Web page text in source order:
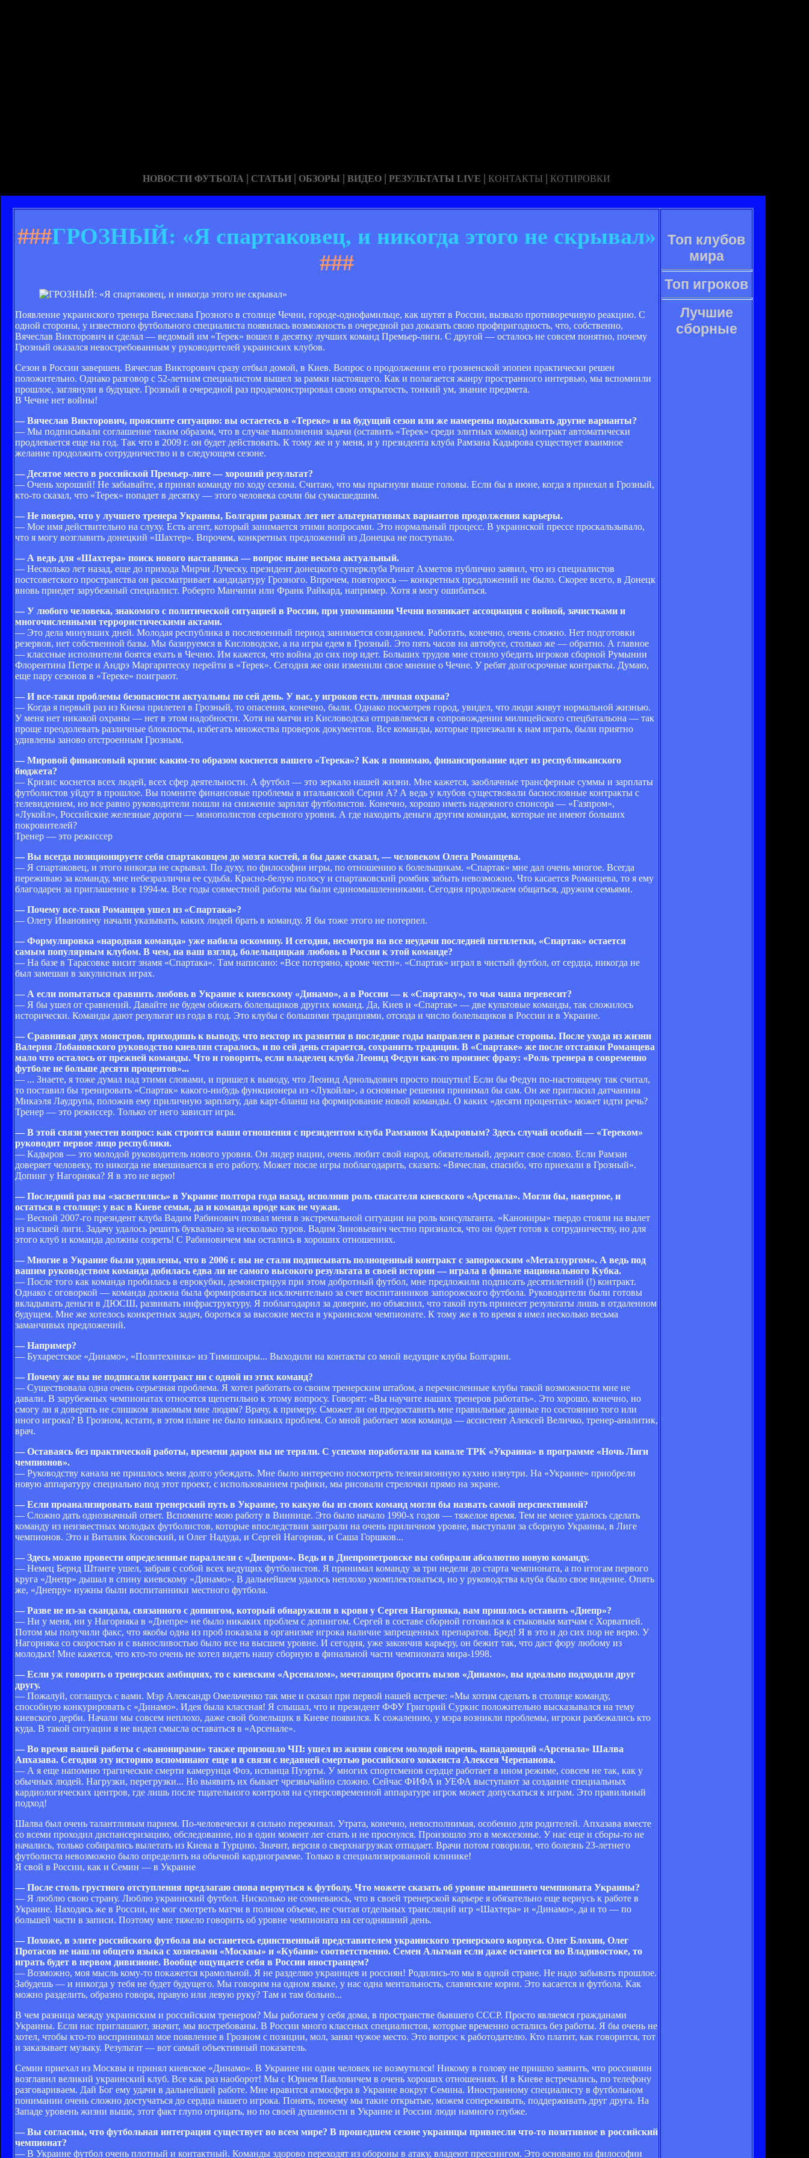
НОВОСТИ ФУТБОЛА | СТАТЬИ | ОБЗОРЫ | ВИДЕО | РЕЗУЛЬТАТЫ LIVE | КОНТАКТЫ | КОТИРОВКИ
###ГРОЗНЫЙ: «Я спартаковец, и никогда этого не скрывал»
###
Появление украинского тренера Вячеслава Грозного в столице Чечни, городе-однофамильце, как шутят в России, вызвало противоречивую реакцию. С
одной стороны, у известного футбольного специалиста появилась возможность в очередной раз доказать свою профпригодность, что, собственно,
Вячеслав Викторович и сделал — ведомый им «Терек» вошел в десятку лучших команд Премьер-лиги. С другой — осталось не совсем понятно, почему
Грозный оказался невостребованным у руководителей украинских клубов.
Сезон в России завершен. Вячеслав Викторович сразу отбыл домой, в Киев. Вопрос о продолжении его грозненской эпопеи практически решен
положительно. Однако разговор с 52-летним специалистом вышел за рамки настоящего. Как и полагается жанру пространного интервью, мы вспомнили
прошлое, заглянули в будущее. Грозный в очередной раз продемонстрировал свою открытость, тонкий ум, знание предмета.
В Чечне нет войны!
— Вячеслав Викторович, проясните ситуацию: вы остаетесь в «Тереке» и на будущий сезон или же намерены подыскивать другие варианты?
— Мы подписывали соглашение таким образом, что в случае выполнения задачи (оставить «Терек» среди элитных команд) контракт автоматически
продлевается еще на год. Так что в 2009 г. он будет действовать. К тому же и у меня, и у президента клуба Рамзана Кадырова существует взаимное
желание продолжить сотрудничество и в следующем сезоне.
— Десятое место в российской Премьер-лиге — хороший результат?
— Очень хороший! Не забывайте, я принял команду по ходу сезона. Считаю, что мы прыгнули выше головы. Если бы в июне, когда я приехал в Грозный,
кто-то сказал, что «Терек» попадет в десятку — этого человека сочли бы сумасшедшим.
— Не поверю, что у лучшего тренера Украины, Болгарии разных лет нет альтернативных вариантов продолжения карьеры.
— Мое имя действительно на слуху. Есть агент, который занимается этими вопросами. Это нормальный процесс. В украинской прессе проскальзывало,
что я могу возглавить донецкий «Шахтер». Впрочем, конкретных предложений из Донецка не поступало.
— А ведь для «Шахтера» поиск нового наставника — вопрос ныне весьма актуальный.
— Несколько лет назад, еще до прихода Мирчи Луческу, президент донецкого суперклуба Ринат Ахметов публично заявил, что из специалистов
постсоветского пространства он рассматривает кандидатуру Грозного. Впрочем, повторюсь — конкретных предложений не было. Скорее всего, в Донецк
вновь приедет зарубежный специалист. Роберто Манчини или Франк Райкард, например. Хотя я могу ошибаться.
— У любого человека, знакомого с политической ситуацией в России, при упоминании Чечни возникает ассоциация с войной, зачистками и
многочисленными террористическими актами.
— Это дела минувших дней. Молодая республика в послевоенный период занимается созиданием. Работать, конечно, очень сложно. Нет подготовки
резервов, нет собственной базы. Мы базируемся в Кисловодске, а на игры едем в Грозный. Это пять часов на автобусе, столько же — обратно. А главное
— классные исполнители боятся ехать в Чечню. Им кажется, что война до сих пор идет. Больших трудов мне стоило убедить игроков сборной Румынии
Флорентина Петре и Андрэ Маргаритеску перейти в «Терек». Сегодня же они изменили свое мнение о Чечне. У ребят долгосрочные контракты. Думаю,
еще пару сезонов в «Тереке» поиграют.
— И все-таки проблемы безопасности актуальны по сей день. У вас, у игроков есть личная охрана?
— Когда я первый раз из Киева прилетел в Грозный, то опасения, конечно, были. Однако посмотрев город, увидел, что люди живут нормальной жизнью.
У меня нет никакой охраны — нет в этом надобности. Хотя на матчи из Кисловодска отправляемся в сопровождении милицейского спецбатальона — так
проще преодолевать различные блокпосты, избегать множества проверок документов. Все команды, которые приезжали к нам играть, были приятно
удивлены заново отстроенным Грозным.
— Мировой финансовый кризис каким-то образом коснется вашего «Терека»? Как я понимаю, финансирование идет из республиканского
бюджета?
— Кризис коснется всех людей, всех сфер деятельности. А футбол — это зеркало нашей жизни. Мне кажется, заоблачные трансферные суммы и зарплаты
футболистов уйдут в прошлое. Вы помните финансовые проблемы в итальянской Серии А? А ведь у клубов существовали баснословные контракты с
телевидением, но все равно руководители пошли на снижение зарплат футболистов. Конечно, хорошо иметь надежного спонсора — «Газпром»,
«Лукойл», Российские железные дороги — монополистов серьезного уровня. А где находить деньги другим командам, которые не имеют больших
покровителей?
Тренер — это режиссер
— Вы всегда позиционируете себя спартаковцем до мозга костей, я бы даже сказал, — человеком Олега Романцева.
— Я спартаковец, и этого никогда не скрывал. По духу, по философии игры, по отношению к болельщикам. «Спартак» мне дал очень многое. Всегда
переживаю за команду, мне небезразлична ее судьба. Красно-белую полосу и спартаковский ромбик забыть невозможно. Что касается Романцева, то я ему
благодарен за приглашение в 1994-м. Все годы совместной работы мы были единомышленниками. Сегодня продолжаем общаться, дружим семьями.
— Почему все-таки Романцев ушел из «Спартака»?
— Олегу Ивановичу начали указывать, каких людей брать в команду. Я бы тоже этого не потерпел.
— Формулировка «народная команда» уже набила оскомину. И сегодня, несмотря на все неудачи последней пятилетки, «Спартак» остается
самым популярным клубом. В чем, на ваш взгляд, болельщицкая любовь в России к этой команде?
— На базе в Тарасовке висит знамя «Спартака». Там написано: «Все потеряно, кроме чести». «Спартак» играл в чистый футбол, от сердца, никогда не
был замешан в закулисных играх.
— А если попытаться сравнить любовь в Украине к киевскому «Динамо», а в России — к «Спартаку», то чья чаша перевесит?
— Я бы ушел от сравнений. Давайте не будем обижать болельщиков других команд. Да, Киев и «Спартак» — две культовые команды, так сложилось
исторически. Команды дают результат из года в год. Это клубы с большими традициями, отсюда и число болельщиков в России и в Украине.
— Сравнивая двух монстров, приходишь к выводу, что вектор их развития в последние годы направлен в разные стороны. После ухода из жизни
Валерия Лобановского руководство киевлян старалось, и по сей день старается, сохранить традиции. В «Спартаке» же после отставки Романцева
мало что осталось от прежней команды. Что и говорить, если владелец клуба Леонид Федун как-то произнес фразу: «Роль тренера в современно
футболе не больше десяти процентов»...
— ... Знаете, я тоже думал над этими словами, и пришел к выводу, что Леонид Арнольдович просто пошутил! Если бы Федун по-настоящему так считал,
то поставил бы тренировать «Спартак» какого-нибудь функционера из «Лукойла», а основные решения принимал бы сам. Он же пригласил датчанина
Микаэля Лаудрупа, положив ему приличную зарплату, дав карт-бланш на формирование новой команды. О каких «десяти процентах» может идти речь?
Тренер — это режиссер. Только от него зависит игра.
— В этой связи уместен вопрос: как строятся ваши отношения с президентом клуба Рамзаном Кадыровым? Здесь случай особый — «Тереком»
руководит первое лицо республики.
— Кадыров — это молодой руководитель нового уровня. Он лидер нации, очень любит свой народ, обязательный, держит свое слово. Если Рамзан
доверяет человеку, то никогда не вмешивается в его работу. Может после игры поблагодарить, сказать: «Вячеслав, спасибо, что приехали в Грозный».
Допинг у Нагорняка? Я в это не верю!
— Последний раз вы «засветились» в Украине полтора года назад, исполнив роль спасателя киевского «Арсенала». Могли бы, наверное, и
остаться в столице: у вас в Киеве семья, да и команда вроде как не чужая.
— Весной 2007-го президент клуба Вадим Рабинович позвал меня в экстремальной ситуации на роль консультанта. «Канониры» твердо стояли на вылет
из высшей лиги. Задачу удалось решить буквально за несколько туров. Вадим Зиновьевич честно признался, что он будет готов к сотрудничеству, но для
этого клуб и команда должны созреть! С Рабиновичем мы остались в хороших отношениях.
— Многие в Украине были удивлены, что в 2006 г. вы не стали подписывать полноценный контракт с запорожским «Металлургом». А ведь под
вашим руководством команда добилась едва ли не самого высокого результата в своей истории — играла в финале национального Кубка.
— После того как команда пробилась в еврокубки, демонстрируя при этом добротный футбол, мне предложили подписать десятилетний (!) контракт.
Однако с оговоркой — команда должна была формироваться исключительно за счет воспитанников запорожского футбола. Руководители были готовы
вкладывать деньги в ДЮСШ, развивать инфраструктуру. Я поблагодарил за доверие, но объяснил, что такой путь принесет результаты лишь в отдаленном
будущем. Мне же хотелось конкретных задач, бороться за высокие места в украинском чемпионате. К тому же в то время я имел несколько весьма
заманчивых предложений.
— Например?
— Бухарестское «Динамо», «Политехника» из Тимишоары... Выходили на контакты со мной ведущие клубы Болгарии.
— Почему же вы не подписали контракт ни с одной из этих команд?
— Существовала одна очень серьезная проблема. Я хотел работать со своим тренерским штабом, а перечисленные клубы такой возможности мне не
давали. В зарубежных чемпионатах относятся щепетильно к этому вопросу. Говорят: «Вы научите наших тренеров работать». Это хорошо, конечно, но
смогу ли я доверять не слишком знакомым мне людям? Врачу, к примеру. Сможет ли он предоставить мне правильные данные по состоянию того или
иного игрока? В Грозном, кстати, в этом плане не было никаких проблем. Со мной работает моя команда — ассистент Алексей Величко, тренер-аналитик,
врач.
— Оставаясь без практической работы, времени даром вы не теряли. С успехом поработали на канале ТРК «Украина» в программе «Ночь Лиги
чемпионов».
— Руководству канала не пришлось меня долго убеждать. Мне было интересно посмотреть телевизионную кухню изнутри. На «Украине» приобрели
новую аппаратуру специально под этот проект, с использованием графики, мы рисовали стрелочки прямо на экране.
— Если проанализировать ваш тренерский путь в Украине, то какую бы из своих команд могли бы назвать самой перспективной?
— Сложно дать однозначный ответ. Вспомните мою работу в Виннице. Это было начало 1990-х годов — тяжелое время. Тем не менее удалось сделать
команду из неизвестных молодых футболистов, которые впоследствии заиграли на очень приличном уровне, выступали за сборную Украины, в Лиге
чемпионов. Это и Виталик Косовский, и Олег Надуда, и Сергей Нагорняк, и Саша Горшков...
— Здесь можно провести определенные параллели с «Днепром». Ведь и в Днепропетровске вы собирали абсолютно новую команду.
— Немец Бернд Штанге ушел, забрав с собой всех ведущих футболистов. Я принимал команду за три недели до старта чемпионата, а по итогам первого
круга «Днепр» дышал в спину киевскому «Динамо». В дальнейшем удалось неплохо укомплектоваться, но у руководства клуба было свое видение. Опять
же, «Днепру» нужны были воспитанники местного футбола.
— Разве не из-за скандала, связанного с допингом, который обнаружили в крови у Сергея Нагорняка, вам пришлось оставить «Днепр»?
— Ни у меня, ни у Нагорняка в «Днепре» не было никаких проблем с допингом. Сергей в составе сборной готовился к стыковым матчам с Хорватией.
Потом мы получили факс, что якобы одна из проб показала в организме игрока наличие запрещенных препаратов. Бред! Я в это и до сих пор не верю. У
Нагорняка со скоростью и с выносливостью было все на высшем уровне. И сегодня, уже закончив карьеру, он бежит так, что даст фору любому из
молодых! Мне кажется, что кто-то очень не хотел видеть нашу сборную в финальной части чемпионата мира-1998.
— Если уж говорить о тренерских амбициях, то с киевским «Арсеналом», мечтающим бросить вызов «Динамо», вы идеально подходили друг
другу.
— Пожалуй, соглашусь с вами. Мэр Александр Омельченко так мне и сказал при первой нашей встрече: «Мы хотим сделать в столице команду,
способную конкурировать с «Динамо». Идея была классная! Я слышал, что и президент ФФУ Григорий Суркис положительно высказывался на тему
киевского дерби. Начали мы совсем неплохо, даже свой болельщик в Киеве появился. К сожалению, у мэра возникли проблемы, игроки разбежались кто
куда. В такой ситуации я не видел смысла оставаться в «Арсенале».
— Во время вашей работы с «канонирами» также произошло ЧП: ушел из жизни совсем молодой парень, нападающий «Арсенала» Шалва
Апхазава. Сегодня эту историю вспоминают еще и в связи с недавней смертью российского хоккеиста Алексея Черепанова.
— А я еще напомню трагические смерти камерунца Фоэ, испанца Пуэрты. У многих спортсменов сердце работает в ином режиме, совсем не так, как у
обычных людей. Нагрузки, перегрузки... Но выявить их бывает чрезвычайно сложно. Сейчас ФИФА и УЕФА выступают за создание специальных
кардиологических центров, где лишь после тщательного контроля на суперсовременной аппаратуре игрок может допускаться к играм. Это правильный
подход!
Шалва был очень талантливым парнем. По-человечески я сильно переживал. Утрата, конечно, невосполнимая, особенно для родителей. Апхазава вместе
со всеми проходил диспансеризацию, обследование, но в один момент лег спать и не проснулся. Произошло это в межсезонье. У нас еще и сборы-то не
начались, только собирались вылетать из Киева в Турцию. Значит, версия о сверхнагрузках отпадает. Врачи потом говорили, что болезнь 23-летнего
футболиста невозможно было определить на обычной кардиограмме. Только в специализированной клинике!
Я свой в России, как и Семин — в Украине
— После столь грустного отступления предлагаю снова вернуться к футболу. Что можете сказать об уровне нынешнего чемпионата Украины?
— Я люблю свою страну. Люблю украинский футбол. Нисколько не сомневаюсь, что в своей тренерской карьере я обязательно еще вернусь к работе в
Украине. Находясь же в России, не мог смотреть матчи в полном объеме, не считая отдельных трансляций игр «Шахтера» и «Динамо», да и то — по
большей части в записи. Поэтому мне тяжело говорить об уровне чемпионата на сегодняшний день.
— Похоже, в элите российского футбола вы останетесь единственный представителем украинского тренерского корпуса. Олег Блохин, Олег
Протасов не нашли общего языка с хозяевами «Москвы» и «Кубани» соответственно. Семен Альтман если даже останется во Владивостоке, то
играть будет в первом дивизионе. Вообще ощущаете себя в России иностранцем?
— Возможно, моя мысль кому-то покажется крамольной. Я не разделяю украинцев и россиян! Родились-то мы в одной стране. Не надо забывать прошлое.
Забудешь — и никогда у тебя не будет будущего. Мы говорим на одном языке, у нас одна ментальность, славянские корни. Это касается и футбола. Как
можно разделить, образно говоря, правую или левую руку? Там и там больно...
В чем разница между украинским и российским тренером? Мы работаем у себя дома, в пространстве бывшего СССР. Просто являемся гражданами
Украины. Если нас приглашают, значит, мы востребованы. В России много классных специалистов, которые временно остались без работы. Я бы очень не
хотел, чтобы кто-то воспринимал мое появление в Грозном с позиции, мол, занял чужое место. Это вопрос к работодателю. Кто платит, как говорится, тот
и заказывает музыку. Результат — вот самый объективный показатель.
Семин приехал из Москвы и принял киевское «Динамо». В Украине ни один человек не возмутился! Никому в голову не пришло заявить, что россиянин
возглавил великий украинский клуб. Все как раз наоборот! Мы с Юрием Павловичем в очень хороших отношениях. И в Киеве встречались, по телефону
разговариваем. Дай Бог ему удачи в дальнейшей работе. Мне нравится атмосфера в Украине вокруг Семина. Иностранному специалисту в футбольном
понимании очень сложно достучаться до сердца нашего игрока. Понять, почему мы такие открытые, можем сопереживать, поддерживать друг друга. На
Западе уровень жизни выше, этот факт глупо отрицать, но по своей душевности в Украине и России люди намного глубже.
— Вы согласны, что футбольная интеграция существует во всем мире? В прошедшем сезоне украинцы привнесли что-то позитивное в российский
чемпионат?
— В Украине футбол очень плотный и контактный. Команды здорово переходят из обороны в атаку, владеют прессингом. Это основано на философии
Топ клубов
мира
Топ игроков
Лучшие
сборные